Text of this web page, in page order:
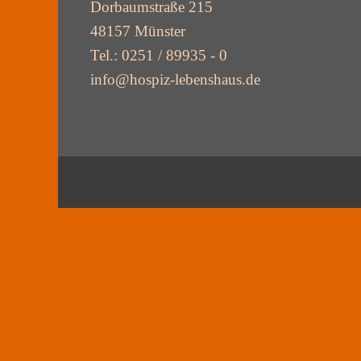
Dorbaumstraße 215
48157 Münster
Tel.: 0251 / 89935 - 0
info@hospiz-lebenshaus.de